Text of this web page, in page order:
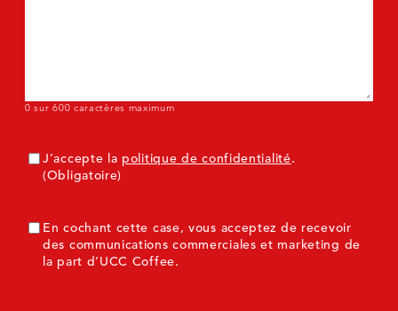
0 sur 600 caractères maximum
Consentement(Obligatoire)
J’accepte la politique de confidentialité.
(Obligatoire)
ConsentementMarketing
En cochant cette case, vous acceptez de recevoir
des communications commerciales et marketing de
la part d’UCC Coffee.